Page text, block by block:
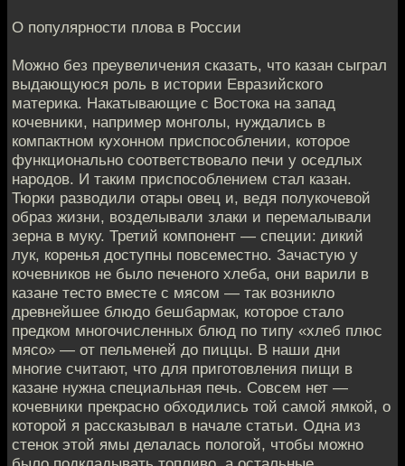
О популярности плова в России
Можно без преувеличения сказать, что казан сыграл
выдающуюся роль в истории Евразийского
материка. Накатывающие с Востока на запад
кочевники, например монголы, нуждались в
компактном кухонном приспособлении, которое
функционально соответствовало печи у оседлых
народов. И таким приспособлением стал казан.
Тюрки разводили отары овец и, ведя полукочевой
образ жизни, возделывали злаки и перемалывали
зерна в муку. Третий компонент — специи: дикий
лук, коренья доступны повсеместно. Зачастую у
кочевников не было печеного хлеба, они варили в
казане тесто вместе с мясом — так возникло
древнейшее блюдо бешбармак, которое стало
предком многочисленных блюд по типу «хлеб плюс
мясо» — от пельменей до пиццы. В наши дни
многие считают, что для приготовления пищи в
казане нужна специальная печь. Совсем нет —
кочевники прекрасно обходились той самой ямкой, о
которой я рассказывал в начале статьи. Одна из
стенок этой ямы делалась пологой, чтобы можно